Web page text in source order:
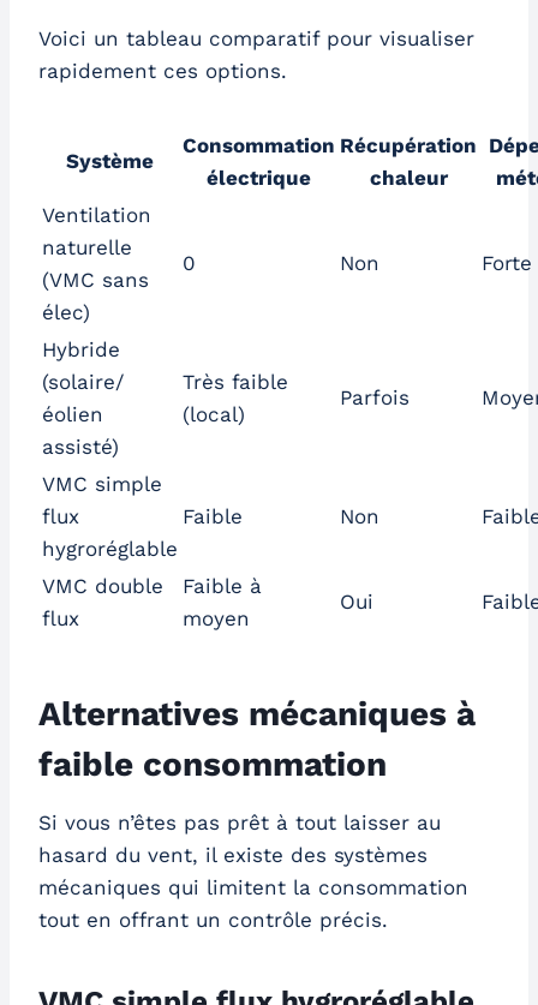
Voici un tableau comparatif pour visualiser
rapidement ces options.
Système
Consommation
électrique
Récupération
chaleur
Ventilation
naturelle
(VMC sans
élec)
0 Non Forte
Hybride
(solaire/
éolien
assisté)
Très faible
(local)
Parfois
VMC simple
flux
hygroréglable
Faible Non
VMC double
flux
Faible à
moyen
Oui
Alternatives mécaniques à
faible consommation
Si vous n’êtes pas prêt à tout laisser au
hasard du vent, il existe des systèmes
mécaniques qui limitent la consommation
tout en offrant un contrôle précis.